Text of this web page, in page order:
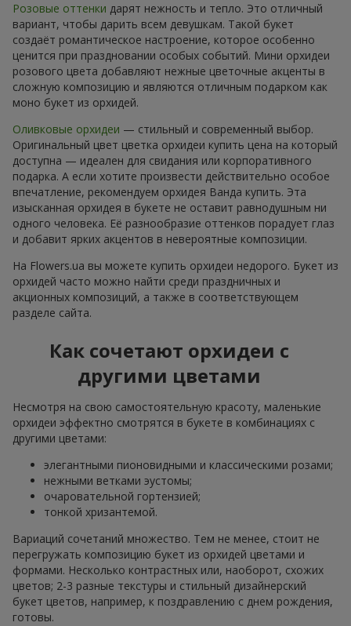
Розовые оттенки дарят нежность и тепло. Это отличный
вариант, чтобы дарить всем девушкам. Такой букет
создаёт романтическое настроение, которое особенно
ценится при праздновании особых событий. Мини орхидеи
розового цвета добавляют нежные цветочные акценты в
сложную композицию и являются отличным подарком как
моно букет из орхидей.
Оливковые орхидеи — стильный и современный выбор.
Оригинальный цвет цветка орхидеи купить цена на который
доступна — идеален для свидания или корпоративного
подарка. А если хотите произвести действительно особое
впечатление, рекомендуем орхидея Ванда купить. Эта
изысканная орхидея в букете не оставит равнодушным ни
одного человека. Её разнообразие оттенков порадует глаз
и добавит ярких акцентов в невероятные композиции.
На Flowers.ua вы можете купить орхидеи недорого. Букет из
орхидей часто можно найти среди праздничных и
акционных композиций, а также в соответствующем
разделе сайта.
Как сочетают орхидеи с
другими цветами
Несмотря на свою самостоятельную красоту, маленькие
орхидеи эффектно смотрятся в букете в комбинациях с
другими цветами:
элегантными пионовидными и классическими розами;
нежными ветками эустомы;
очаровательной гортензией;
тонкой хризантемой.
Вариаций сочетаний множество. Тем не менее, стоит не
перегружать композицию букет из орхидей цветами и
формами. Несколько контрастных или, наоборот, схожих
цветов; 2-3 разные текстуры и стильный дизайнерский
букет цветов, например, к поздравлению с днем рождения,
готовы.